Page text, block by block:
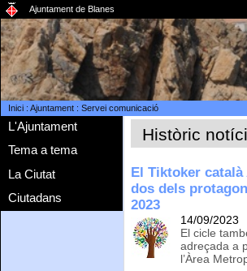
Ajuntament de Blanes
Inici: Ajuntament: Servei comunicació
L'Ajuntament
Tema a tema
La Ciutat
Ciutadans
Històric
El Tiktoker
dos dels
2023
14/09/2023
El cicle
adreçada a
l’Àrea